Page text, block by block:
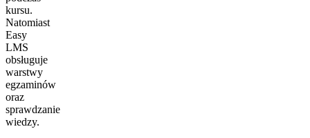
kursu.
Natomiast
Easy
LMS
obsługuje
warstwy
egzaminów
oraz
sprawdzanie
wiedzy.